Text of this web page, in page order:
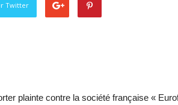
Twitter
plainte contre la société française «